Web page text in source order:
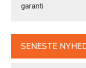
garanti
SENESTE